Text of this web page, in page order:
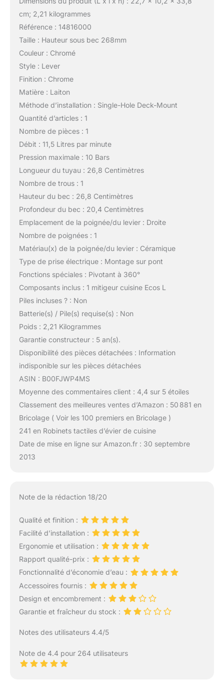
cm; 2,21 kilogrammes
Référence : 14816000
Taille : Hauteur sous bec 268mm
Couleur : Chromé
Style : Lever
Finition : Chrome
Matière : Laiton
Méthode d’installation : Single-Hole Deck-Mount
Quantité d’articles : 1
Nombre de pièces : 1
Débit : 11,5 Litres par minute
Pression maximale : 10 Bars
Longueur du tuyau : 26,8 Centimètres
Nombre de trous : 1
Hauteur du bec : 26,8 Centimètres
Profondeur du bec : 20,4 Centimètres
Emplacement de la poignée/du levier : Droite
Nombre de poignées : 1
Matériau(x) de la poignée/du levier : Céramique
Type de prise électrique : Montage sur pont
Fonctions spéciales : Pivotant à 360°
Composants inclus : 1 mitigeur cuisine Ecos L
Piles incluses ? : Non
Batterie(s) / Pile(s) requise(s) : Non
Poids : 2,21 Kilogrammes
Garantie constructeur : 5 an(s).
Disponibilité des pièces détachées : Information
indisponible sur les pièces détachées
ASIN : B00FJWP4MS
Moyenne des commentaires client : 4,4 sur 5 étoiles
Classement des meilleures ventes d’Amazon : 50 881 en
Bricolage ( Voir les 100 premiers en Bricolage )
241 en Robinets tactiles d’évier de cuisine
Date de mise en ligne sur Amazon.fr : 30 septembre
2013
Note de la rédaction 18/20
Qualité et finition :
Facilité d’installation :
Ergonomie et utilisation :
Rapport qualité-prix :
Fonctionnalité d’économie d’eau :
Accessoires fournis :
Design et encombrement :
Garantie et fraîcheur du stock :
Notes des utilisateurs 4.4/5
Note de 4.4 pour 264 utilisateurs